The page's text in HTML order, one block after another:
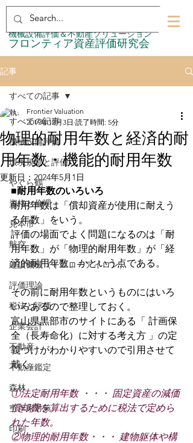
​フロンティア資産評価研究会
​機械設備評価＆不動産ソリューション
記事
すべての記事
機械設備評価
環境規制と評価
やぐら鶴
資格と倫理
見本市
航空
建設機械（イエローアイロン）
評価理論
税法と評価
企業会計
不動産
不動産鑑定
森林
空き家対策
印刷
すべての記事
物理的耐用年数と経済的耐
用年数・機能的耐用年数
Frontier Valuation
2019年12月3日 読了時間: 5分
更新日： 2024年5月1日
■耐用年数のいろいろ
耐用年数は「償却資産が使用に耐えう
る年数」をいう。
評価の場面でよく問題になるのは「耐
用年数」が「物理的耐用年数」が「経
済的耐用年数」かという点である。
その前に耐用年数というものにはいろ
いろあるので整理しておく。
富山県黒部市のサイトにある「 計画保
全（長寿命化）に対する考え方 」の定
義づけがわかりやすいので引用させて
戴く。
①法定耐用年数 ・・・ 固定資産の減価
償却費を算出するために税法で定めら
れた年数。
②物理的耐用年数・・・ 建物躯体や構